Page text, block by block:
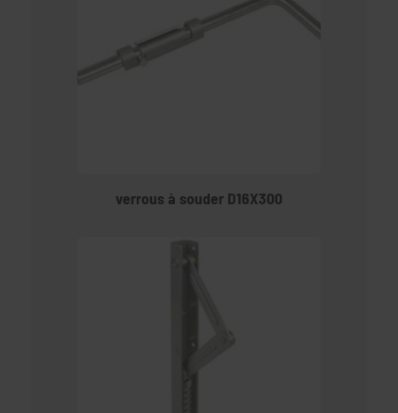
verrous à souder D16X300